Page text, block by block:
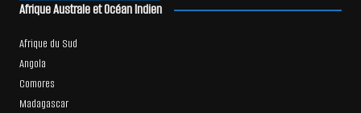
Afrique Australe et Océan Indien
Afrique du Sud
Angola
Comores
Madagascar